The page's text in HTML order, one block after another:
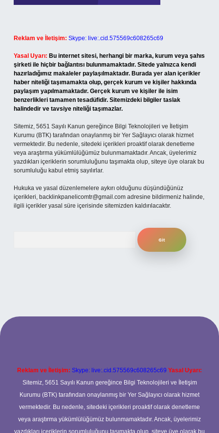
Reklam ve İletişim: Skype: live:.cid.575569c608265c69
Yasal Uyarı: Bu internet sitesi, herhangi bir marka, kurum veya şahıs
şirketi ile hiçbir bağlantısı bulunmamaktadır. Sitede yalnızca kendi
hazırladığımız makaleler paylaşılmaktadır. Burada yer alan içerikler
haber niteliği taşımamakta olup, gerçek kurum ve kişiler hakkında
paylaşım yapılmamaktadır. Gerçek kurum ve kişiler ile isim
benzerlikleri tamamen tesadüfidir. Sitemizdeki bilgiler taslak
halindedir ve tavsiye niteliği taşımazlar.
Sitemiz, 5651 Sayılı Kanun gereğince Bilgi Teknolojileri ve İletişim
Kurumu (BTK) tarafından onaylanmış bir Yer Sağlayıcı olarak hizmet
vermektedir. Bu nedenle, sitedeki içerikleri proaktif olarak denetleme
veya araştırma yükümlülüğümüz bulunmamaktadır. Ancak, üyelerimiz
yazdıkları içeriklerin sorumluluğunu taşımakta olup, siteye üye olarak bu
sorumluluğu kabul etmiş sayılırlar.
Hukuka ve yasal düzenlemelere aykırı olduğunu düşündüğünüz
içerikleri, backlinkpanelicomtr@gmail.com adresine bildirmeniz halinde,
ilgili içerikler yasal süre içerisinde sitemizden kaldırılacaktır.
Reklam ve İletişim: Skype: live:.cid.575569c608265c69 Yasal Uyarı:
Sitemiz, 5651 Sayılı Kanun gereğince Bilgi Teknolojileri ve İletişim
Kurumu (BTK) tarafından onaylanmış bir Yer Sağlayıcı olarak hizmet
vermektedir. Bu nedenle, sitedeki içerikleri proaktif olarak denetleme
veya araştırma yükümlülüğümüz bulunmamaktadır. Ancak, üyelerimiz
yazdıkları içeriklerin sorumluluğunu taşımakta olup, siteye üye olarak bu